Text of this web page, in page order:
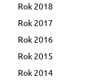
Rok 2018
Rok 2017
Rok 2016
Rok 2015
Rok 2014